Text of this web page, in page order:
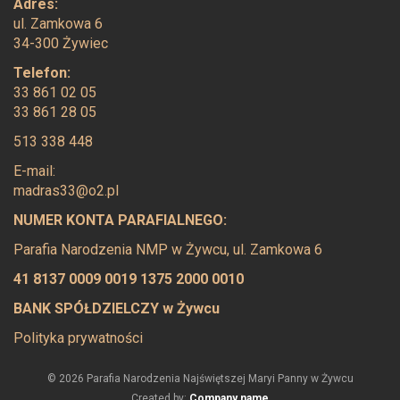
Adres:
ul. Zamkowa 6
34-300 Żywiec
Telefon:
33 861 02 05
33 861 28 05
513 338 448
E-mail:
madras33@o2.pl
NUMER KONTA PARAFIALNEGO:
Parafia Narodzenia NMP w Żywcu, ul. Zamkowa 6
41 8137 0009 0019 1375 2000 0010
BANK SPÓŁDZIELCZY w Żywcu
Polityka prywatności
© 2026 Parafia Narodzenia Najświętszej Maryi Panny w Żywcu